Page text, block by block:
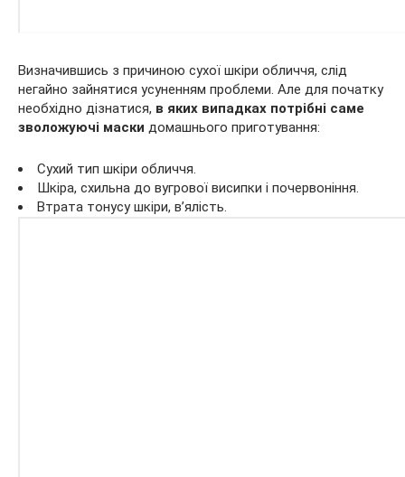
Визначившись з причиною сухої шкіри обличчя, слід
негайно зайнятися усуненням проблеми. Але для початку
необхідно дізнатися, в яких випадках потрібні саме
зволожуючі маски домашнього приготування:
Сухий тип шкіри обличчя.
Шкіра, схильна до вугрової висипки і почервоніння.
Втрата тонусу шкіри, в’ялість.